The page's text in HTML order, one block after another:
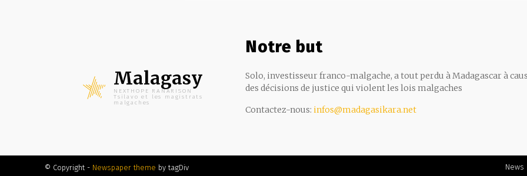
Malagasy
NEXTHOPE RANARISON
Tsilavo et les magistrats
malgaches
Notre but
Solo, investisseur franco-malgache, a tout perdu à Madagascar à
des décisions de justice qui violent les lois malgaches
Contactez-nous: infos@madagasikara.net
© Copyright - Newspaper theme by tagDiv News